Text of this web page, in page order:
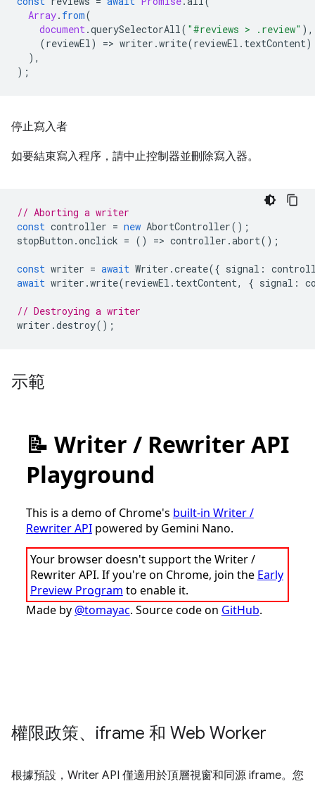
Array. from(
document.querySelectorAll( "#reviews > .review" ),
(reviewEl) => writer .write(reviewEl . textContent)
),
);
停止寫入者
如要結束寫入程序，請中止控制器並刪除寫入器。
// Aborting a writer
const controller = new AbortController();
stopButton .onclick = () => controller .abort();
const writer = await Writer .create({ signal :
await writer .write(reviewEl . textContent, { signal :
// Destroying a writer
writer .destroy();
示範
權限政策、iframe 和 Web Worker
根據預設，Writer API 僅適用於頂層視窗和同源 iframe。您